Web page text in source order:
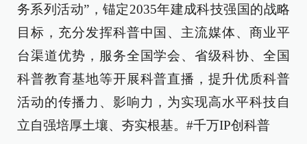
务系列活动”，锚定2035年建成科技强国的战略
目标，充分发挥科普中国、主流媒体、商业平
台渠道优势，服务全国学会、省级科协、全国
科普教育基地等开展科普直播，提升优质科普
活动的传播力、影响力，为实现高水平科技自
立自强培厚土壤、夯实根基。#千万IP创科普